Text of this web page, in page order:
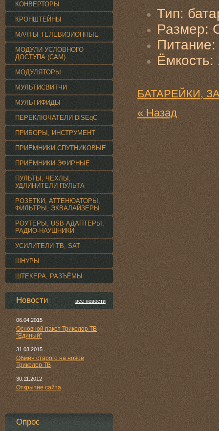
Тип:
Размер:
БАТАРЕЙКИ,
« Назад
КОНВЕРТОРЫ
КРОНШТЕЙНЫ
МАЧТЫ ТЕЛЕВИЗИОННЫЕ
МОДУЛИ УСЛОВНОГО
ДОСТУПА (CAM)
МОДУЛЯТОРЫ
МУЛЬТИСВИТЧИ
МУЛЬТИФИДЫ
ПЕРЕКЛЮЧАТЕЛИ DiSEqC
ПРИБОРЫ, ИНСТРУМЕНТ
ПРИЁМНИКИ СПУТНИКОВЫЕ
ПРИЁМНИКИ ЭФИРНЫЕ
ПУЛЬТЫ, ЧЕХЛЫ,
УДЛИНИТЕЛИ ПУЛЬТА
РОЗЕТКИ, АТТЕНЮАТОРЫ,
ФИЛЬТРЫ, ЭКВАЛАЙЗЕРЫ
РОУТЕРЫ, USB АДАПТЕРЫ,
РАДИО-НАУШНИКИ
УСИЛИТЕЛИ TВ, SAT
ШНУРЫ
ШТЕКЕРА, РАЗЪЁМЫ
Новости все новости
06.04.2015
Основной пакет Триколор ТВ
"Единый"
31.03.2015
Обмен старого на новое
Триколор ТВ
30.11.2012
Открытие сайта
Опрос